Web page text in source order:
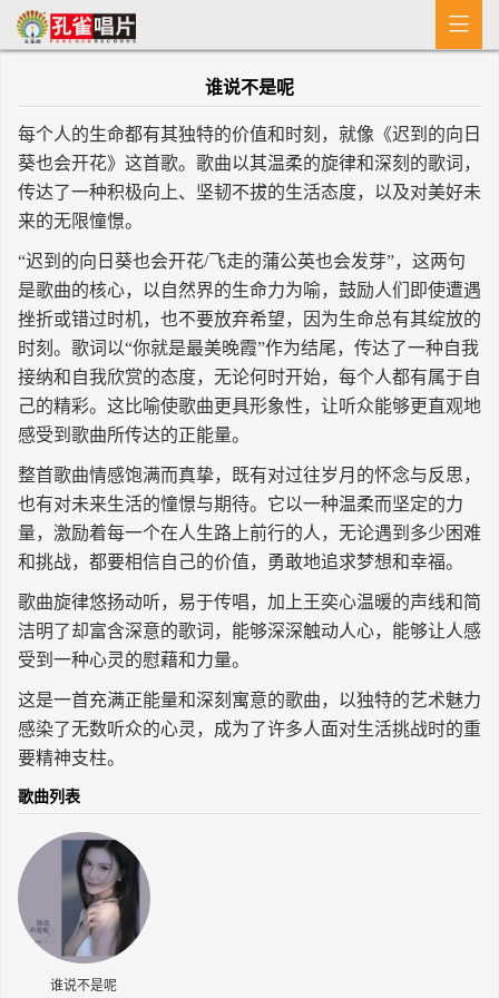
首 页
MV
新闻
艺人介绍
专辑
收歌
长按识别二维码

谁说不是呢
每个人的生命都有其独特的价值和时刻，就像《迟到的向日
葵也会开花》这首歌。歌曲以其温柔的旋律和深刻的歌词，
传达了一种积极向上、坚韧不拔的生活态度，以及对美好未
来的无限憧憬。
“迟到的向日葵也会开花/飞走的蒲公英也会发芽”，这两句
是歌曲的核心，以自然界的生命力为喻，鼓励人们即使遭遇
挫折或错过时机，也不要放弃希望，因为生命总有其绽放的
时刻。歌词以“你就是最美晚霞”作为结尾，传达了一种自我
接纳和自我欣赏的态度，无论何时开始，每个人都有属于自
己的精彩。这比喻使歌曲更具形象性，让听众能够更直观地
感受到歌曲所传达的正能量。
整首歌曲情感饱满而真挚，既有对过往岁月的怀念与反思，
也有对未来生活的憧憬与期待。它以一种温柔而坚定的力
量，激励着每一个在人生路上前行的人，无论遇到多少困难
和挑战，都要相信自己的价值，勇敢地追求梦想和幸福。
歌曲旋律悠扬动听，易于传唱，加上王奕心温暖的声线和简
洁明了却富含深意的歌词，能够深深触动人心，能够让人感
受到一种心灵的慰藉和力量。
这是一首充满正能量和深刻寓意的歌曲，以独特的艺术魅力
感染了无数听众的心灵，成为了许多人面对生活挑战时的重
要精神支柱。
歌曲列表
谁说不是呢